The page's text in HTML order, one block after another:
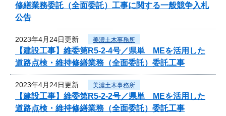
修繕業務委託（全面委託）工事に関する一般競争入札
公告
2023年4月24日更新 美濃土木事務所
【建設工事】維委第R5-2-4号／県単 MEを活用した
道路点検・維持修繕業務（全面委託）委託工事
2023年4月24日更新 美濃土木事務所
【建設工事】維委第R5-2-2号／県単 MEを活用した
道路点検・維持修繕業務（全面委託）委託工事